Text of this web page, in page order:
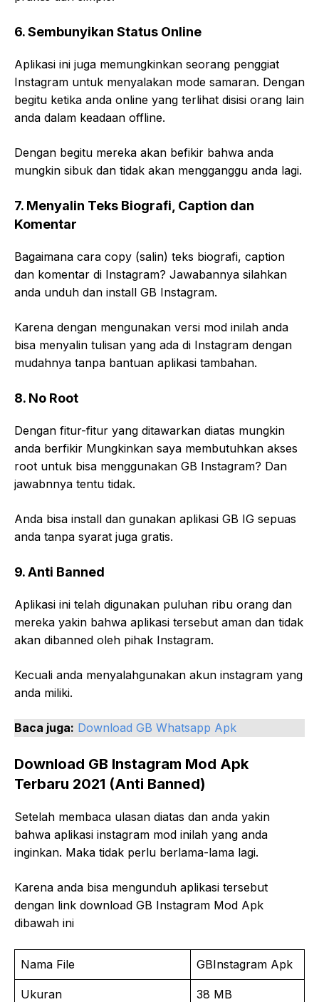
6. Sembunyikan Status Online
Aplikasi ini juga memungkinkan seorang penggiat
Instagram untuk menyalakan mode samaran. Dengan
begitu ketika anda online yang terlihat disisi orang lain
anda dalam keadaan offline.
Dengan begitu mereka akan befikir bahwa anda
mungkin sibuk dan tidak akan mengganggu anda lagi.
7. Menyalin Teks Biografi, Caption dan
Komentar
Bagaimana cara copy (salin) teks biografi, caption
dan komentar di Instagram? Jawabannya silahkan
anda unduh dan install GB Instagram.
Karena dengan mengunakan versi mod inilah anda
bisa menyalin tulisan yang ada di Instagram dengan
mudahnya tanpa bantuan aplikasi tambahan.
8. No Root
Dengan fitur-fitur yang ditawarkan diatas mungkin
anda berfikir Mungkinkan saya membutuhkan akses
root untuk bisa menggunakan GB Instagram? Dan
jawabnnya tentu tidak.
Anda bisa install dan gunakan aplikasi GB IG sepuas
anda tanpa syarat juga gratis.
9. Anti Banned
Aplikasi ini telah digunakan puluhan ribu orang dan
mereka yakin bahwa aplikasi tersebut aman dan tidak
akan dibanned oleh pihak Instagram.
Kecuali anda menyalahgunakan akun instagram yang
anda miliki.
Baca juga: Download GB Whatsapp Apk
Download GB Instagram Mod Apk
Terbaru 2021 (Anti Banned)
Setelah membaca ulasan diatas dan anda yakin
bahwa aplikasi instagram mod inilah yang anda
inginkan. Maka tidak perlu berlama-lama lagi.
Karena anda bisa mengunduh aplikasi tersebut
dengan link download GB Instagram Mod Apk
dibawah ini
Nama File GBInstagram Apk
Ukuran 38 MB